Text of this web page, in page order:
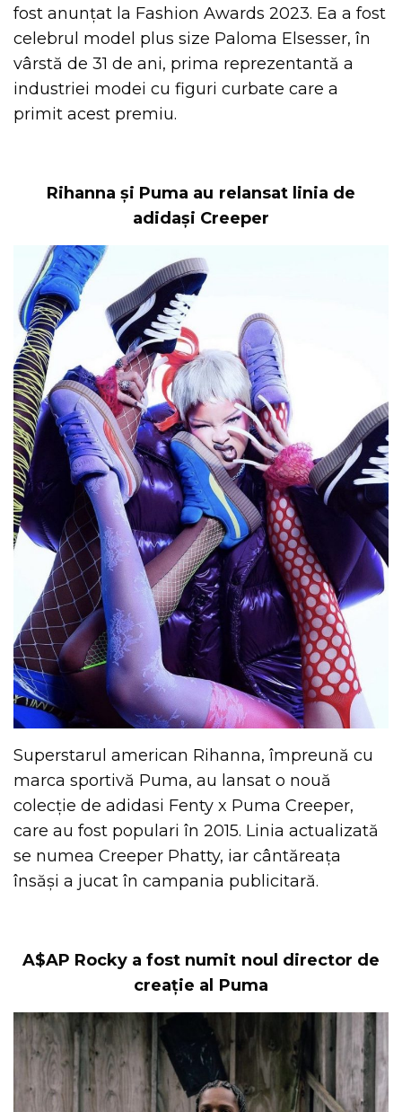
fost anunțat la Fashion Awards 2023. Ea a fost
celebrul model plus size Paloma Elsesser, în
vârstă de 31 de ani, prima reprezentantă a
industriei modei cu figuri curbate care a
primit acest premiu.
Rihanna și Puma au relansat linia de
adidași Creeper
Superstarul american Rihanna, împreună cu
marca sportivă Puma, au lansat o nouă
colecție de adidasi Fenty x Puma Creeper,
care au fost populari în 2015. Linia actualizată
se numea Creeper Phatty, iar cântăreața
însăși a jucat în campania publicitară.
A$AP Rocky a fost numit noul director de
creație al Puma